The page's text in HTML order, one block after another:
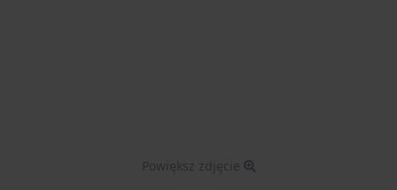
Powiększ zdjęcie